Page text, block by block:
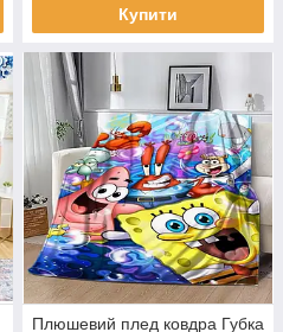
Купити
Плюшевий плед ковдра Губка